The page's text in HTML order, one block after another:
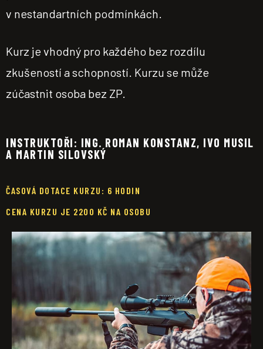
v nestandartních podmínkách.
Kurz je vhodný pro každého bez rozdílu
zkušeností a schopností. Kurzu se může
zúčastnit osoba bez ZP.
INSTRUKTOŘI: ING. ROMAN KONSTANZ, IVO MUSIL
A MARTIN SILOVSKÝ
ČASOVÁ DOTACE KURZU: 6 HODIN
CENA KURZU JE 2200 KČ NA OSOBU